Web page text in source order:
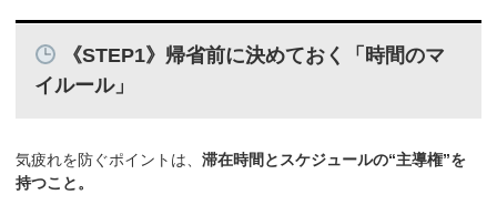
《STEP1》帰省前に決めておく「時間のマ
イルール」
気疲れを防ぐポイントは、滞在時間とスケジュールの“主導権”を
持つこと。